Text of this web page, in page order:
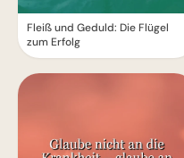
Fleiß und Geduld: Die Flügel
zum Erfolg